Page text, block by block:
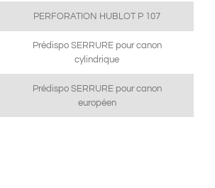
PERFORATION HUBLOT P 107
Prédispo SERRURE pour canon
cylindrique
Prédispo SERRURE pour canon
européen